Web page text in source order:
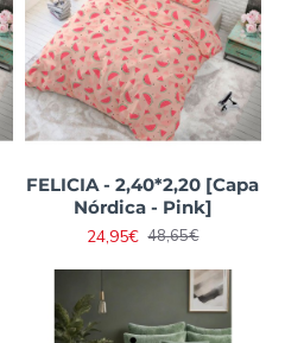
FELICIA - 2,40*2,20 [Capa
Nórdica - Pink]
24,95€ 48,65€